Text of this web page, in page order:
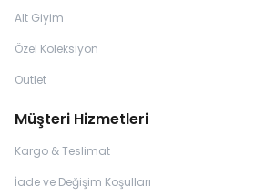
Alt Giyim
Özel Koleksiyon
Outlet
Müşteri Hizmetleri
Kargo & Teslimat
İade ve Değişim Koşulları